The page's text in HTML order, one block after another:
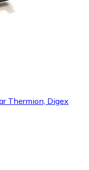
Thermion, Digex